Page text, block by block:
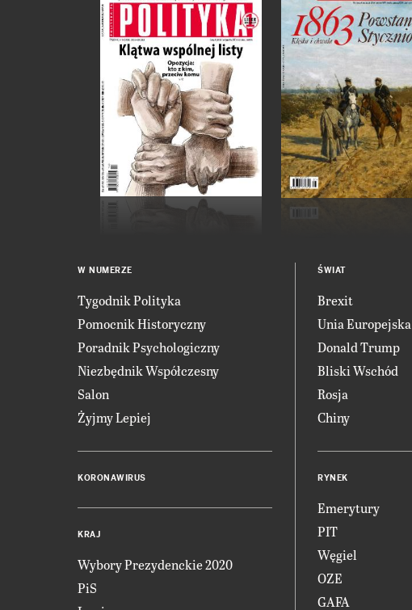
W NUMERZE
Tygodnik Polityka
Pomocnik Historyczny
Poradnik Psychologiczny
Niezbędnik Współczesny
Salon
Żyjmy Lepiej
KORONAWIRUS
KRAJ
Wybory Prezydenckie 2020
PiS
ŚWIAT
Brexit
Unia Europejska
Donald Trump
Bliski Wschód
Rosja
Chiny
RYNEK
Emerytury
PIT
Węgiel
OZE
GAFA